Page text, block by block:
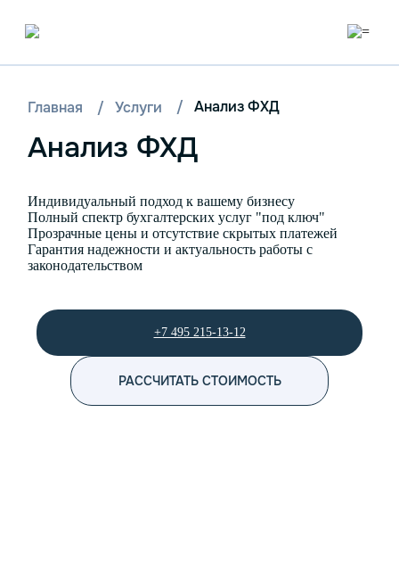
Главная / Услуги / Анализ ФХД
Анализ ФХД
Индивидуальный подход к вашему бизнесу
Полный спектр бухгалтерских услуг "под ключ"
Прозрачные цены и отсутствие скрытых платежей
Гарантия надежности и актуальность работы с
законодательством
+7 495 215-13-12
РАССЧИТАТЬ СТОИМОСТЬ